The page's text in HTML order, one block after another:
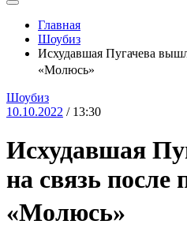
Главная
Шоубиз
Исхудавшая Пугачева
«Молюсь»
Шоубиз
10.10.2022 / 13:30
Исхудавшая
на связь после
«Молюсь»